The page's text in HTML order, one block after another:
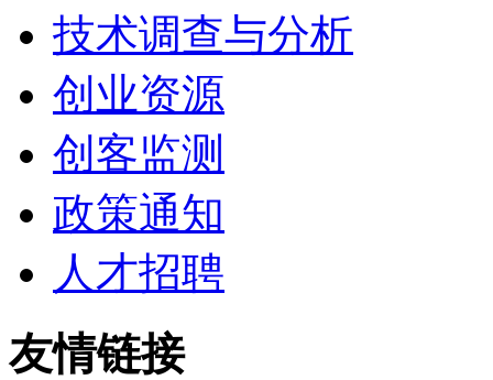
技术调查与分析
创业资源
创客监测
政策通知
人才招聘
友情链接